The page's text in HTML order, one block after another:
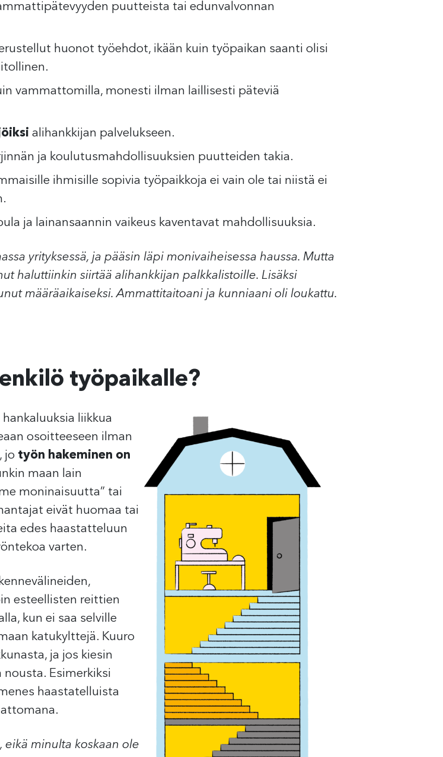
puutteista tai edunvalvonnan
huonot työehdot, ikään kuin työpaikan saanti olisi
vammattomilla, monesti ilman laillisesti päteviä
alihankkijan palvelukseen.
ja koulutusmahdollisuuksien puutteiden takia.
ihmisille sopivia työpaikkoja ei vain ole tai niistä ei
ja lainansaannin vaikeus kaventavat mahdollisuuksia.
yrityksessä, ja pääsin läpi monivaiheisessa haussa. Mutta
haluttiinkin siirtää alihankkijan palkkalistoille. Lisäksi
määräaikaiseksi. Ammattitaitoani ja kunniaani oli loukattu.
työpaikalle?
liikkua
osoitteeseen ilman
jo työn hakeminen on
maan lain
moninaisuutta” tai
eivät huomaa tai
edes haastatteluun
varten.
esteellisten reittien
kun ei saa selville
katukylttejä. Kuuro
ja jos kiesin
Esimerkiksi
haastatelluista
eikä minulta koskaan ole